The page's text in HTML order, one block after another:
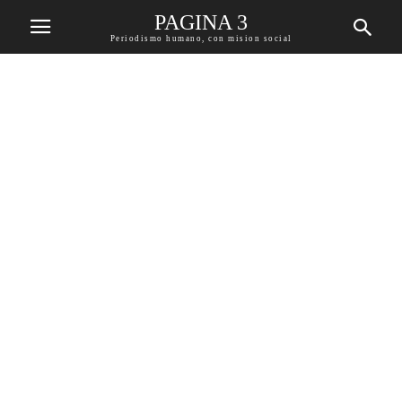
PAGINA 3
Periodismo humano, con mision social